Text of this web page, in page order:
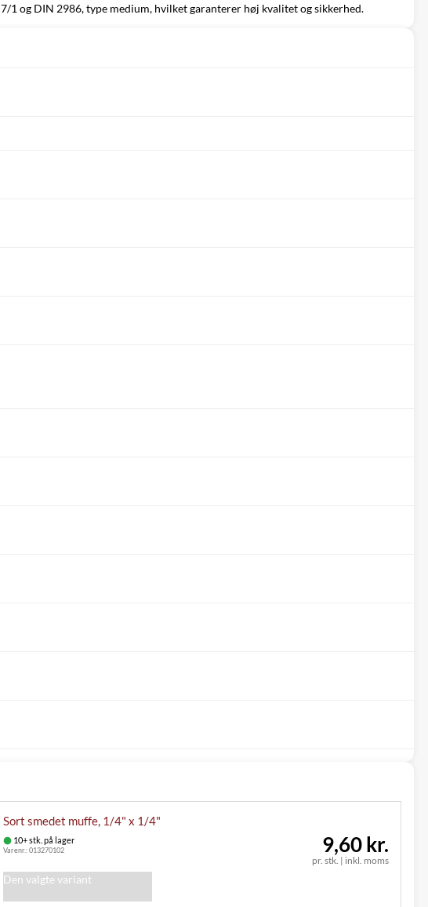
og DIN 2986, type medium, hvilket garanterer høj kvalitet og sikkerhed.
Sort smedet muffe, 1/4" x 1/4"
10+ stk. på lager
Varenr.:013270102
pr. stk. | inkl. moms
9,60 kr.
Den valgte variant